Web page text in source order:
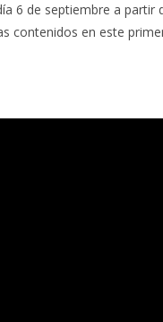
6 de septiembre a partir
contenidos en este